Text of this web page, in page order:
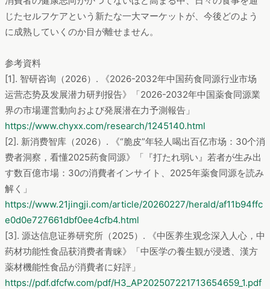
じたセルフケアという新たな一大マーケットが、今後どのよう
に成熟していくのか目が離せません。
参考資料
[1]. 智研咨询（2026）. 《2026-2032年中国药食同源行业市场
运营态势及发展潜力研判报告》「2026-2032年中国薬食同源業
界の市場運営動向および発展潜在力予測報告」
https://www.chyxx.com/research/1245140.html
[2]. 新消费智库（2026）. 《“脆皮”年轻人喝出百亿市场：30个消
费者洞察，看懂2025药食同源》「『打たれ弱い』若者が生み出
す数百億市場：30の消費者インサイト、2025年薬食同源を読み
解く」
https://www.21jingji.com/article/20260227/herald/af11b94ffc
e0d0e727661dbf0ee4cfb4.html
[3]. 源达信息证券研究所（2025）. 《中医养生观念深入人心，中
药材功能性食品获消费者青睐》「中医学の養生観が浸透、漢方
薬材機能性食品が消費者に好評」
https://pdf.dfcfw.com/pdf/H3_AP202507221713654659_1.pdf